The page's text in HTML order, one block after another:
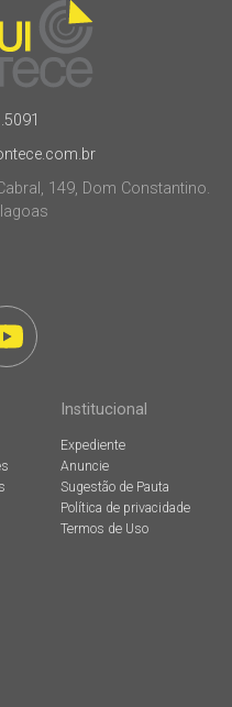
149, Dom Constantino.
Institucional
Expediente
Anuncie
Sugestão de Pauta
Política de privacidade
Termos de Uso